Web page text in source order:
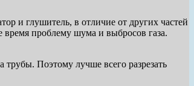
и глушитель, в отличие от других частей
время проблему шума и выбросов газа.
трубы. Поэтому лучше всего разрезать